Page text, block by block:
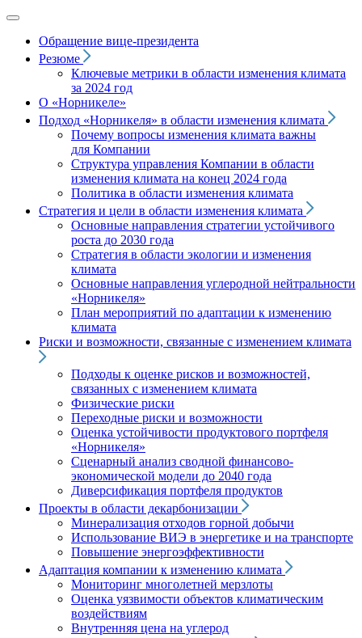
Обращение вице‑президента
Резюме
Ключевые метрики в области изменения климата
за 2024 год
О «Норникеле»
Подход «Норникеля» в области изменения климата
Почему вопросы изменения климата важны
для Компании
Структура управления Компании в области
изменения климата на конец 2024 года
Политика в области изменения климата
Стратегия и цели в области изменения климата
Основные направления стратегии устойчивого
роста до 2030 года
Стратегия в области экологии и изменения
климата
Основные направления углеродной нейтральности
«Норникеля»
План мероприятий по адаптации к изменению
климата
Риски и возможности, связанные с изменением климата
Подходы к оценке рисков и возможностей,
связанных с изменением климата
Физические риски
Переходные риски и возможности
Оценка устойчивости продуктового портфеля
«Норникеля»
Сценарный анализ сводной финансово-
экономической модели до 2040 года
Диверсификация портфеля продуктов
Проекты в области декарбонизации
Минерализация отходов горной добычи
Использование ВИЭ в энергетике и на транспорте
Повышение энергоэффективности
Адаптация компании к изменению климата
Мониторинг многолетней мерзлоты
Оценка уязвимости объектов климатическим
воздействиям
Внутренняя цена на углерод